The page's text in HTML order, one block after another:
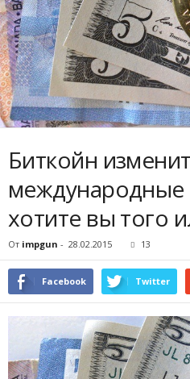
Биткойн изменит
международные
хотите вы того
От impgun - 28.02.2015 13
Facebook Twitter